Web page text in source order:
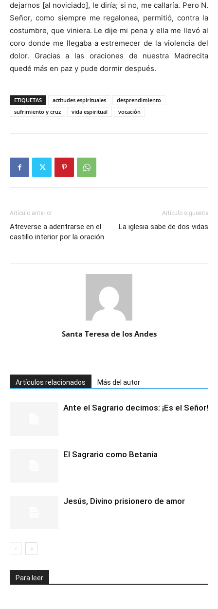
dejarnos [al noviciado], le diría; si no, me callaría. Pero N.
Señor, como siempre me regalonea, permitió, contra la
costumbre, que viniera. Le dije mi pena y ella me llevó al
coro donde me llegaba a estremecer de la violencia del
dolor. Gracias a las oraciones de nuestra Madrecita
quedé más en paz y pude dormir después.
ETIQUETAS actitudes espirituales
desprendimiento
sufrimiento y cruz
vida espiritual vocación
Artículo anterior
Atreverse a adentrarse en el
castillo interior por la oración
Artículo siguiente
La iglesia sabe de dos vidas
Santa Teresa de los Andes
Artículos relacionados Más del autor
Ante el Sagrario decimos: ¡Es el Señor!
El Sagrario como Betania
Jesús, Divino prisionero de amor
Para leer